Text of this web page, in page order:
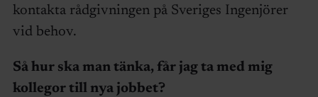
kontakta rådgivningen på Sveriges Ingenjörer
vid behov.
Så hur ska man tänka, får jag ta med mig
kollegor till nya jobbet?